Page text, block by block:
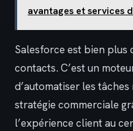
avantages et services
Salesforce est bien plus
contacts. C’est un
d’automatiser les
stratégie commerciale
l’expérience client au